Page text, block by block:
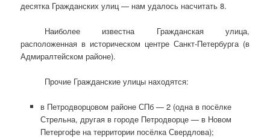
десятка Гражданских улиц — нам удалось насчитать 8.
Наиболее известна Гражданская улица,
расположенная в историческом центре Санкт-Петербурга (в
Адмиралтейском районе).
Прочие Гражданские улицы находятся:
в Петродворцовом районе СПб — 2 (одна в посёлке
Стрельна, другая в городе Петродворце — в Новом
Петергофе на территории посёлка Свердлова);